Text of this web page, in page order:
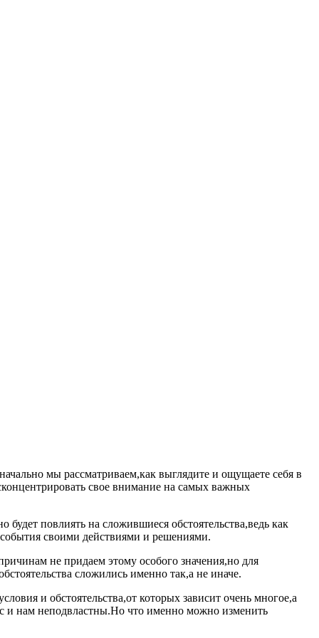
мы рассматриваем,как выглядите и ощущаете себя в
свое внимание на самых важных
повлиять на сложившиеся обстоятельства,ведь как
своими действиями и решениями.
не придаем этому особого значения,но для
сложились именно так,а не иначе.
и обстоятельства,от которых зависит очень многое,а
и нам неподвластны.Но что именно можно изменить